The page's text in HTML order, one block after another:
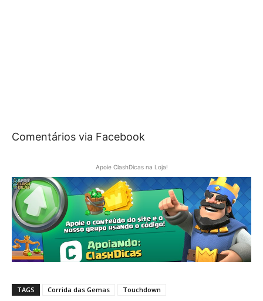
Comentários via Facebook
Apoie ClashDicas na Loja!
TAGS Corrida das Gemas Touchdown